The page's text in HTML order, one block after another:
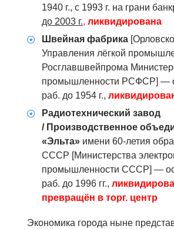
1940 г., с 1993 г. на грани
до 2003 г., ликвидирована
Швейная фабрика
Управления лёгкой
Росглавшвейпрома
промышленности РСФСР] —
раб. до 1954 г.,
Радиотехнический завод
/ Производственное
«Эльта» имени 60-летия
СССР [Министерства
промышленности СССР] —
раб. до 1996 гг.,
превращён в торг. центр
Экономика города ныне